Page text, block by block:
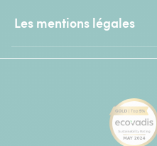
Les mentions légales